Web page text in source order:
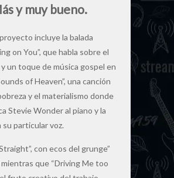
y muy bueno.
incluye la balada
on You”, que habla sobre el
un toque de música gospel en
of Heaven”, una canción
y el materialismo donde
Stevie Wonder al piano y la
su particular voz.
con ecos del grunge”
que “Driving Me too